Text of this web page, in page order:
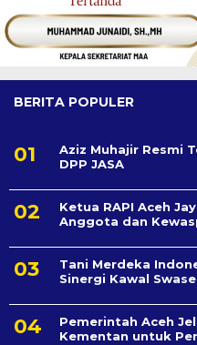
BERITA POPULER
Aziz Muhajir Resmi
DPP JASA
Ketua RAPI Aceh
Anggota dan
Tani Merdeka
Sinergi Kawal
Pemerintah Aceh
Kementan untuk